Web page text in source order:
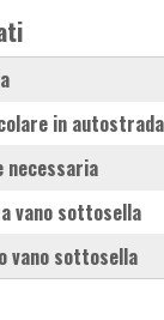
in autostrada
necessaria
vano sottosella
vano sottosella